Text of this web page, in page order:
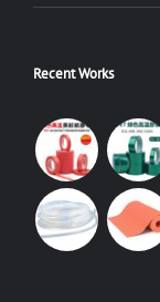
Recent Works